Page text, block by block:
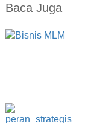
Baca Juga